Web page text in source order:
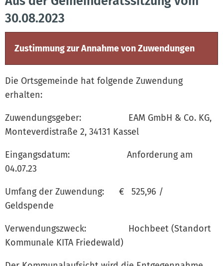
30.08.2023
Zustimmung zur Annahme von Zuwendungen
Die Ortsgemeinde hat folgende Zuwendung
erhalten:
Zuwendungsgeber: EAM GmbH & Co. KG,
Monteverdistraße 2, 34131 Kassel
Eingangsdatum: Anforderung am
04.07.23
Umfang der Zuwendung: € 525,96 /
Geldspende
Verwendungszweck: Hochbeet (Standort
Kommunale KITA Friedewald)